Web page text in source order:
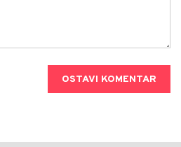
OSTAVI KOMENTAR